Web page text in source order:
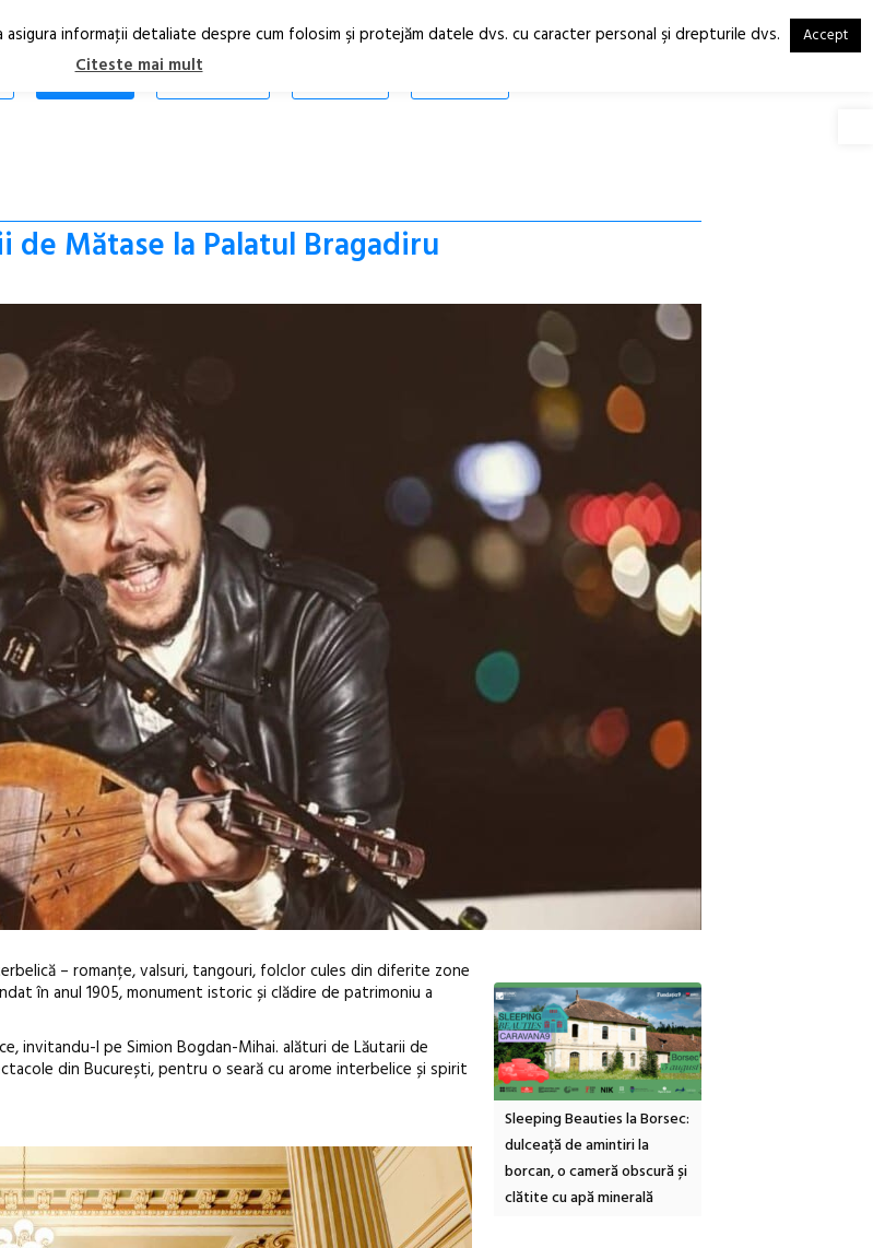
RO
EN
STIRI
Mătase la Palatul Bragadiru
– romanțe, valsuri, tangouri, folclor cules din diferite zone
în anul 1905, monument istoric și clădire de patrimoniu a
invitandu-l pe Simion Bogdan-Mihai. alături de Lăutarii de
din București, pentru o seară cu arome interbelice și spirit
dulceață de amintiri la
borcan, o cameră obscură și
clătite cu apă minerală
Festivalul Strada
Armenească #10: concerte,
ateliere și întâlniri în Grădina
Botanică
informaţii detaliate despre cum folosim şi protejăm datele dvs. cu caracter personal şi drepturile dvs. Accept
Citeste mai mult